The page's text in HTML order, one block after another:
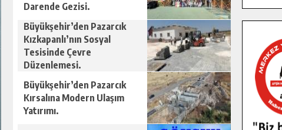
Darende Gezisi.
Büyükşehir’den Pazarcık
Kızkapanlı’nın Sosyal
Tesisinde Çevre
Düzenlemesi.
Büyükşehir’den Pazarcık
Kırsalına Modern Ulaşım
Yatırımı.